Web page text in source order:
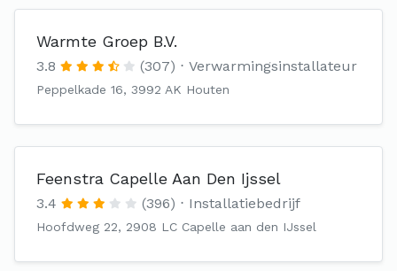
Warmte Groep B.V.
3.8 (307) Verwarmingsinstallateur
Peppelkade 16, 3992 AK Houten
Feenstra Capelle Aan Den Ijssel
3.4 (396) Installatiebedrijf
Hoofdweg 22, 2908 LC Capelle aan den IJssel